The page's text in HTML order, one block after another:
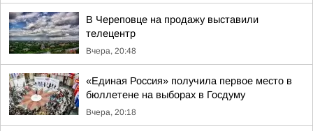
В Череповце на продажу выставили
телецентр
Вчера, 20:48
«Единая Россия» получила первое место в
бюллетене на выборах в Госдуму
Вчера, 20:18